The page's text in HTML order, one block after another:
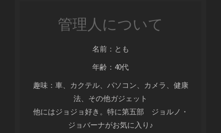
管理人について
名前：とも
年齢：40代
趣味：車、カクテル、パソコン、カメラ、健康
法、その他ガジェット
他にはジョジョ好き。特に第五部 ジョルノ・
ジョバーナがお気に入り♪